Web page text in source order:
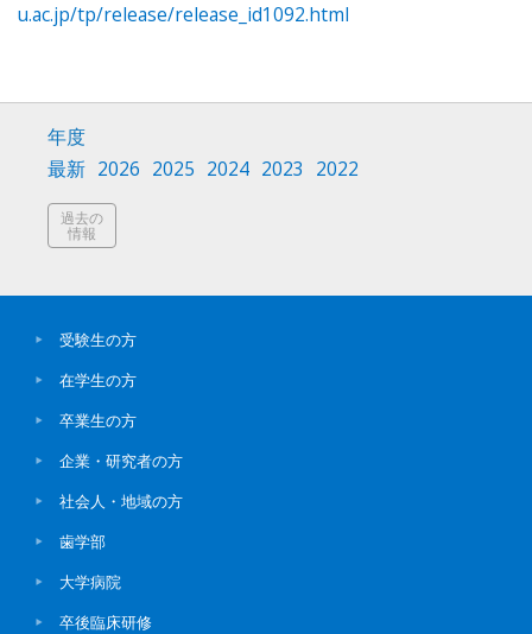
u.ac.jp/tp/release/release_id1092.html
年度
最新 2026 2025 2024 2023 2022
過去の
情報
受験生の方
在学生の方
卒業生の方
企業・研究者の方
社会人・地域の方
歯学部
大学病院
卒後臨床研修